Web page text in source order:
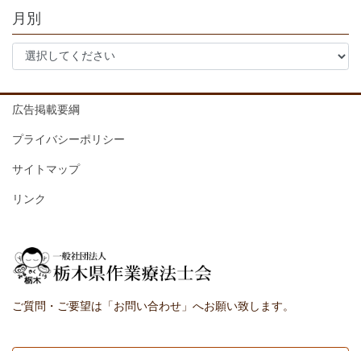
月別
広告掲載要綱
プライバシーポリシー
サイトマップ
リンク
ご質問・ご要望は「お問い合わせ」へお願い致します。